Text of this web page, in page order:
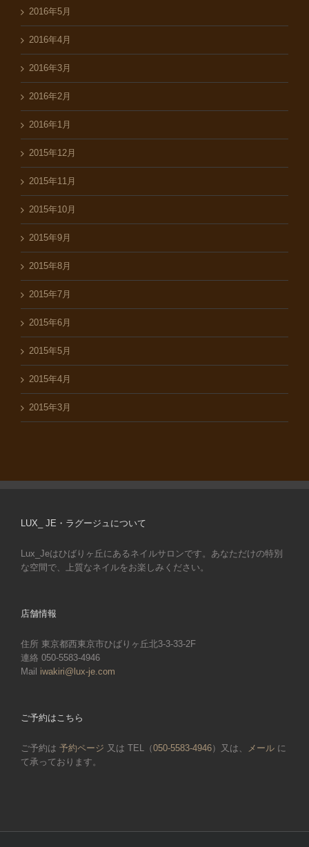
2016年5月
2016年4月
2016年3月
2016年2月
2016年1月
2015年12月
2015年11月
2015年10月
2015年9月
2015年8月
2015年7月
2015年6月
2015年5月
2015年4月
2015年3月
LUX_ JE・ラグージュについて
Lux_Jeはひばりヶ丘にあるネイルサロンです。あなただけの特別
な空間で、上質なネイルをお楽しみください。
店舗情報
住所 東京都西東京市ひばりヶ丘北3-3-33-2F
連絡 050-5583-4946
Mail iwakiri@lux-je.com
ご予約はこちら
ご予約は 予約ページ 又は TEL（050-5583-4946）又は、 メール に
て承っております。